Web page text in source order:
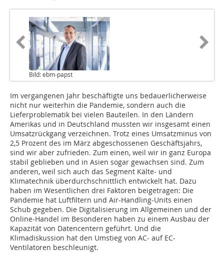
Bild: ebm-papst
Im vergangenen Jahr beschäftigte uns bedauerlicherweise
nicht nur weiterhin die Pandemie, sondern auch die
Lieferproblematik bei vielen Bauteilen. In den Ländern
Amerikas und in Deutschland mussten wir insgesamt einen
Umsatzrückgang verzeichnen. Trotz eines Umsatzminus von
2,5 Prozent des im März abgeschossenen Geschäftsjahrs,
sind wir aber zufrieden. Zum einen, weil wir in ganz Europa
stabil geblieben und in Asien sogar gewachsen sind. Zum
anderen, weil sich auch das Segment Kälte- und
Klimatechnik überdurchschnittlich entwickelt hat. Dazu
haben im Wesentlichen drei Faktoren beigetragen: Die
Pandemie hat Luftfiltern und Air-Handling-Units einen
Schub gegeben. Die Digitalisierung im Allgemeinen und der
Online-Handel im Besonderen haben zu einem Ausbau der
Kapazität von Datencentern geführt. Und die
Klimadiskussion hat den Umstieg von AC- auf EC-
Ventilatoren beschleunigt.